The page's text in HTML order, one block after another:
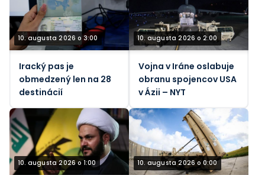
10. augusta 2026 o 3:00
Iracký pas je
obmedzený len na 28
destinácií
10. augusta 2026 o 2:00
Vojna v Iráne oslabuje
obranu spojencov USA
v Ázii – NYT
10. augusta 2026 o 1:00 10. augusta 2026 o 0:00